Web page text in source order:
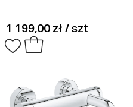
1 199,00 zł / szt